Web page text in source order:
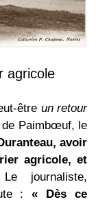
agricole
être un retour
de Paimbœuf, le
avoir
agricole, et
journaliste,
:« Dès ce